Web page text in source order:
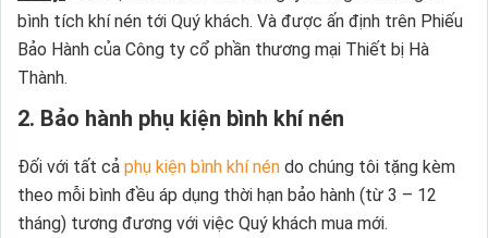
bình tích khí nén tới Quý khách. Và được ấn định trên Phiếu
Bảo Hành của Công ty cổ phần thương mại Thiết bị Hà
Thành.
2. Bảo hành phụ kiện bình khí nén
Đối với tất cả phụ kiện bình khí nén do chúng tôi tặng kèm
theo mỗi bình đều áp dụng thời hạn bảo hành (từ 3 – 12
tháng) tương đương với việc Quý khách mua mới.